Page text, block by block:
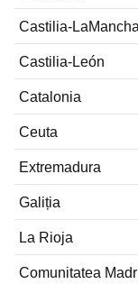
Castilia-LaMancha
Castilia-León
Catalonia
Ceuta
Extremadura
Galiția
La Rioja
Comunitatea